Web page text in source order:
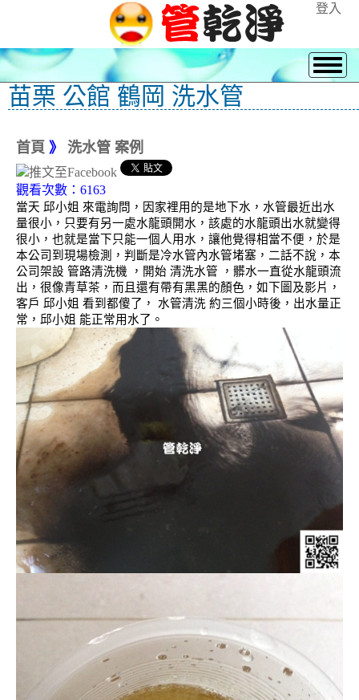
登入
苗栗 公館 鶴岡 洗水管
首頁 》 洗水管 案例
觀看次數：6163
當天 邱小姐 來電詢問，因家裡用的是地下水，水管最近出水
量很小，只要有另一處水龍頭開水，該處的水龍頭出水就變得
很小，也就是當下只能一個人用水，讓他覺得相當不便，於是
本公司到現場檢測，判斷是冷水管內水管堵塞，二話不說，本
公司架設 管路清洗機 ，開始 清洗水管 ，髒水一直從水龍頭流
出，很像青草茶，而且還有帶有黑黑的顏色，如下圖及影片，
客戶 邱小姐 看到都傻了， 水管清洗 約三個小時後，出水量正
常，邱小姐 能正常用水了。